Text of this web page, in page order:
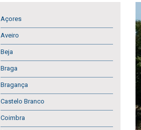
Açores
Aveiro
Beja
Braga
Bragança
Castelo Branco
Coimbra